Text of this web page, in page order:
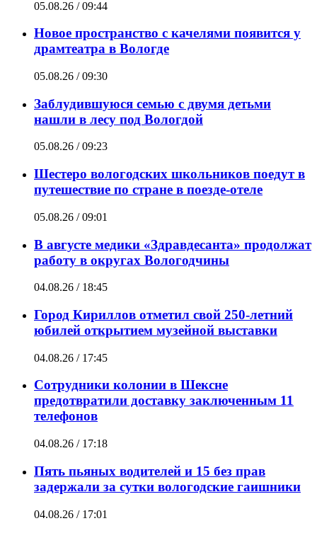
05.08.26 / 09:44
Новое пространство с качелями появится у
драмтеатра в Вологде
05.08.26 / 09:30
Заблудившуюся семью с двумя детьми
нашли в лесу под Вологдой
05.08.26 / 09:23
Шестеро вологодских школьников поедут в
путешествие по стране в поезде-отеле
05.08.26 / 09:01
В августе медики «Здравдесанта» продолжат
работу в округах Вологодчины
04.08.26 / 18:45
Город Кириллов отметил свой 250-летний
юбилей открытием музейной выставки
04.08.26 / 17:45
Сотрудники колонии в Шексне
предотвратили доставку заключенным 11
телефонов
04.08.26 / 17:18
Пять пьяных водителей и 15 без прав
задержали за сутки вологодские гаишники
04.08.26 / 17:01